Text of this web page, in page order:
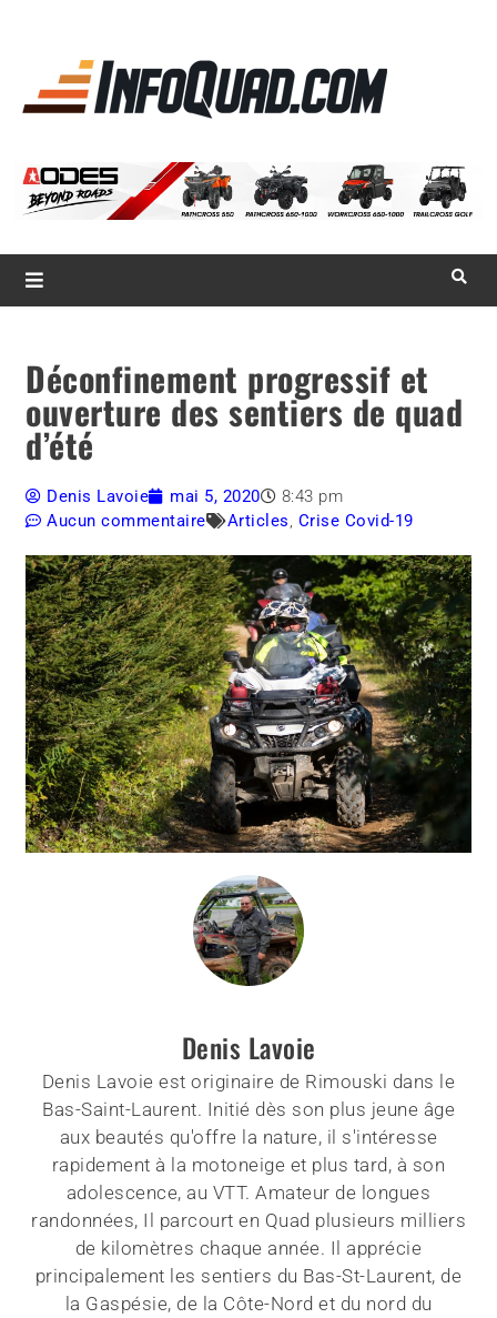
Magazine InfoQuad.com
Déconfinement progressif et
ouverture des sentiers de quad
d’été
Denis Lavoie mai 5, 2020
8:43 pm
Aucun commentaire
Articles, Crise Covid-19
Denis Lavoie
Denis Lavoie est originaire de Rimouski dans le
Bas-Saint-Laurent. Initié dès son plus jeune âge
aux beautés qu'offre la nature, il s'intéresse
rapidement à la motoneige et plus tard, à son
adolescence, au VTT. Amateur de longues
randonnées, Il parcourt en Quad plusieurs milliers
de kilomètres chaque année. Il apprécie
principalement les sentiers du Bas-St-Laurent, de
la Gaspésie, de la Côte-Nord et du nord du